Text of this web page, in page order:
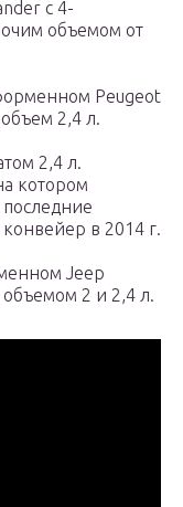
с 4-
объемом от
Peugeot
2,4 л.
2,4 л.
котором
в 2014 г.
Jeep
2 и 2,4 л.